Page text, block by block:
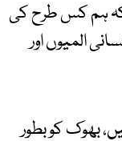
کہ ہم کس طرح کی
المیوں اور
بھوک کو بطور